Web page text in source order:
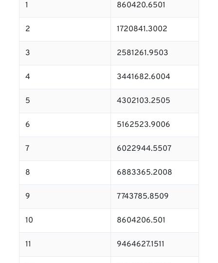
1 860420.6501
2 1720841.3002
3 2581261.9503
4 3441682.6004
5 4302103.2505
6 5162523.9006
7 6022944.5507
8 6883365.2008
9 7743785.8509
10 8604206.501
11 9464627.1511